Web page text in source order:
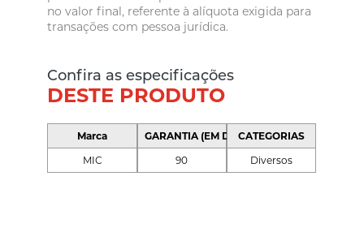
no valor final, referente à alíquota exigida para
transações com pessoa jurídica.
Confira as especificações
DESTE PRODUTO
Marca
MIC
GARANTIA (EM DIAS)
90
CATEGORIAS
Diversos